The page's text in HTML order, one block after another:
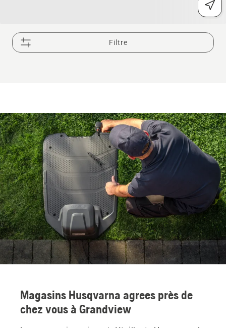
Filtre
Magasins Husqvarna agrees près de
chez vous à Grandview